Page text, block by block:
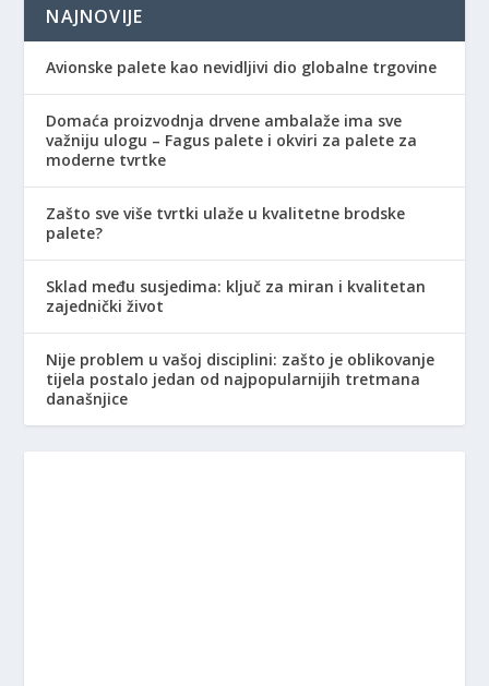
NAJNOVIJE
Avionske palete kao nevidljivi dio globalne trgovine
Domaća proizvodnja drvene ambalaže ima sve
važniju ulogu – Fagus palete i okviri za palete za
moderne tvrtke
Zašto sve više tvrtki ulaže u kvalitetne brodske
palete?
Sklad među susjedima: ključ za miran i kvalitetan
zajednički život
Nije problem u vašoj disciplini: zašto je oblikovanje
tijela postalo jedan od najpopularnijih tretmana
današnjice